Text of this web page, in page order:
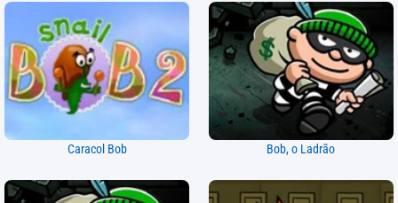
Caracol Bob Bob, o Ladrão